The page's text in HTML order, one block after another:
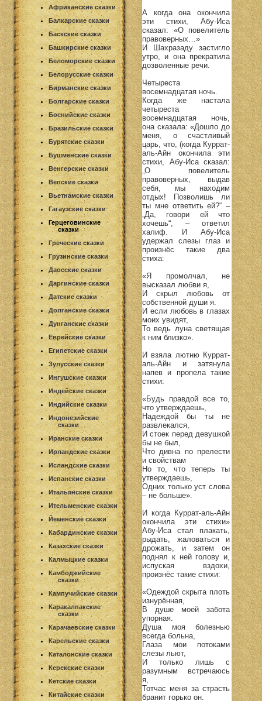
Африканские сказки
Балкарские сказки
Баскские сказки
Башкирские сказки
Беломорские сказки
Белорусские сказки
Бирманские сказки
Болгарские сказки
Боснийские сказки
Бразильские сказки
Бурятские сказки
Бушменские сказки
Венгерские сказки
Вепские сказки
Вьетнамские сказки
Гагаузские сказки
Герцеговинские
сказки
Греческие сказки
Грузинские сказки
Даосские сказки
Даргинские сказки
Датские сказки
Долганские сказки
Дунганские сказки
Еврейские сказки
Египетские сказки
Зулусские сказки
Ингушские сказки
Индейские сказки
Индийские сказки
Индонезийские
сказки
Иранские сказки
Ирландские сказки
Исландские сказки
Испанские сказки
Итальянские сказки
Ительменские сказки
Йеменские сказки
Кабардинские сказки
Казахские сказки
Калмыцкие сказки
Камбоджийские
сказки
Кампучийские сказки
Каракалпакские
сказки
Карачаевские сказки
Карельские сказки
Каталонские сказки
Керекские сказки
Кетские сказки
Китайские сказки
А когда она окончила
эти стихи, Абу-Иса
сказал: «О повелитель
правоверных…»
И Шахразаду застигло
утро, и она прекратила
дозволенные речи.
Четыреста
восемнадцатая ночь.
Когда же настала
четыреста
восемнадцатая ночь,
она сказала: «Дошло до
меня, о счастливый
царь, что, (когда Куррат-
аль-Айн окончила эти
стихи, Абу-Иса сказал:
„О повелитель
правоверных, выдав
себя, мы находим
отдых! Позволишь ли
ты мне ответить ей?“ –
„Да, говори ей что
хочешь“, – ответил
халиф. И Абу-Иса
удержал слезы глаз и
произнёс такие два
стиха:
«Я промолчал, не
высказал любви я,
И скрыл любовь от
собственной души я.
И если любовь в глазах
моих увидят,
То ведь луна светящая
к ним близко».
И взяла лютню Куррат-
аль-Айн и затянула
напев и пропела такие
стихи:
«Будь правдой все то,
что утверждаешь,
Надеждой бы ты не
развлекался,
И стоек перед девушкой
бы не был,
Что дивна по прелести
и свойствам
Но то, что теперь ты
утверждаешь,
Одних только уст слова
– не больше».
И когда Куррат-аль-Айн
окончила эти стихи»
Абу-Иса стал плакать,
рыдать, жаловаться и
дрожать, и затем он
поднял к ней голову и,
испуская вздохи,
произнёс такие стихи:
«Одеждой скрыта плоть
изнурённая,
В душе моей забота
упорная.
Душа моя болезнью
всегда больна,
Глаза мои потоками
слезы льют,
И только лишь с
разумным встречаюсь
я,
Тотчас меня за страсть
бранит горько он.